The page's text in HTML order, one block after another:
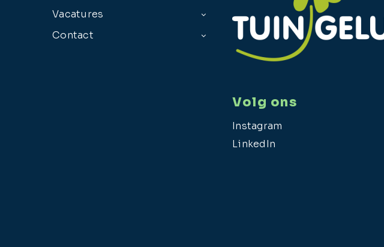
Vacatures
Contact
Volg ons
Instagram
LinkedIn